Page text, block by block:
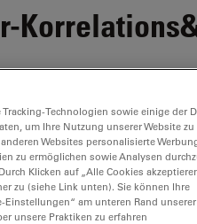
Technologien sowie einige der
um Ihre Nutzung unserer Website
Websites personalisierte
zu ermöglichen sowie Analysen
Klicken auf „Alle Cookies
zu (siehe Link unten). Sie können Ihre
am unteren Rand
unsere Praktiken zu erfahren